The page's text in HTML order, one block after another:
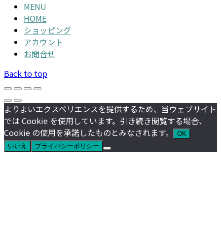
MENU
HOME
ショッピング
アカウント
お問合せ
Back to top
よりよいエクスペリエンスを提供するため、当ウェブサイト
では Cookie を使用しています。引き続き閲覧する場合、
Cookie の使用を承諾したものとみなされます。
OK
いいえ
プライバシーポリシー